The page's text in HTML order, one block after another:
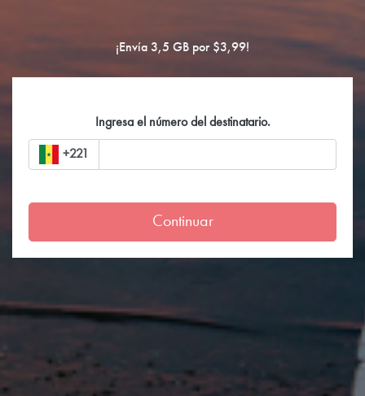
¡Envía 3,5 GB por $3,99!
Ingresa el número del destinatario.
+221
Continuar